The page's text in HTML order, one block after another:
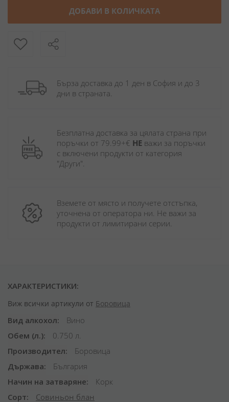
ДОБАВИ В КОЛИЧКАТА
Бърза доставка до 1 ден в София и до 3
дни в страната.
Безплатна доставка за цялата страна при
поръчки от 79.99+€ НЕ важи за поръчки
с включени продукти от категория
"Други".
Вземете от място и получете отстъпка,
уточнена от оператора ни. Не важи за
продукти от лимитирани серии.
ХАРАКТЕРИСТИКИ:
Виж всички артикули от Боровица
Вид алкохол
Вино
Обем (л.)
0.750 л.
Производител
Боровица
Държава
България
Начин на затваряне
Корк
Сорт
Совиньон блан